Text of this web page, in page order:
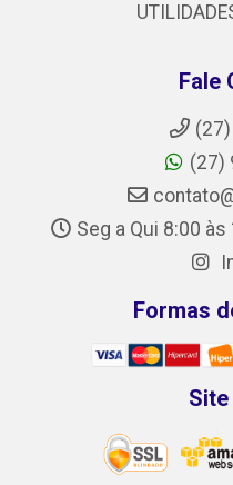
Fale
(27)
Seg a Qui 8:00
Formas